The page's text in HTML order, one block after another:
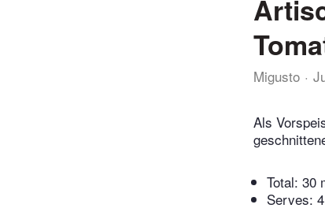
Migusto
Als
Total: 30
Serves: